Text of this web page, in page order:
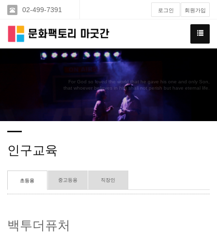
02-499-7391 로그인 회원가입
For God so loved the world that he gave his one and only Son,
that whoever believes in him shall not perish but have eternal life.
인구교육
초등용 중고등용 직장인
백투더퓨처